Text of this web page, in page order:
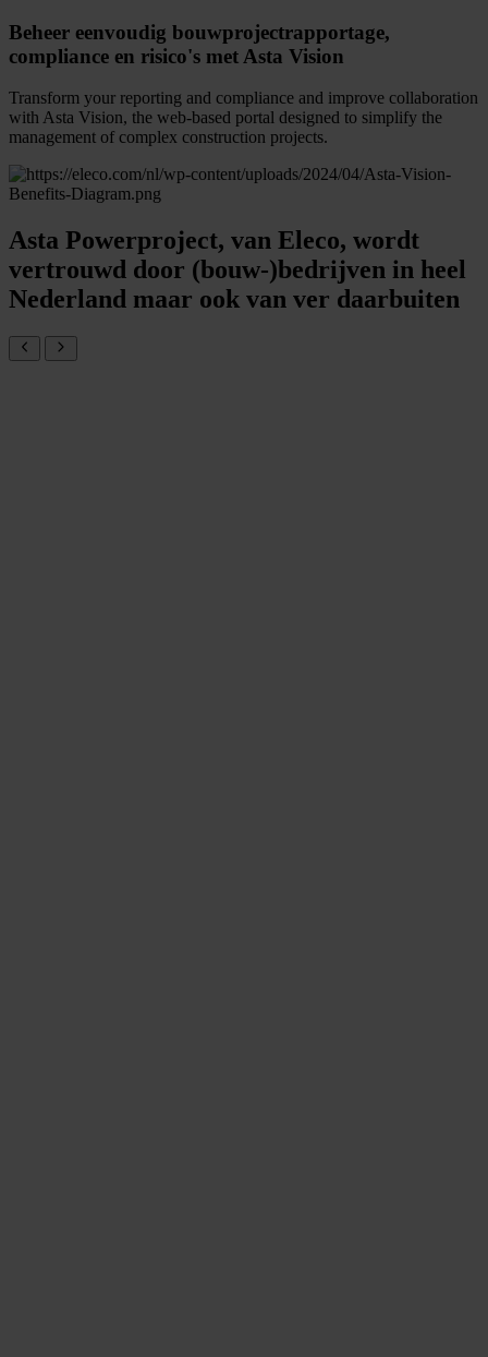
Beheer eenvoudig bouwprojectrapportage,
compliance en risico's met Asta Vision
Transform your reporting and compliance and improve collaboration
with Asta Vision, the web-based portal designed to simplify the
management of complex construction projects.
Asta Powerproject, van Eleco, wordt
vertrouwd door (bouw-)bedrijven in heel
Nederland maar ook van ver daarbuiten